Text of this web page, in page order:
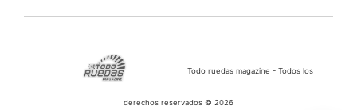
Todo ruedas magazine - Todos los
derechos reservados © 2026